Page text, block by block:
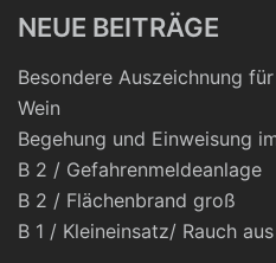
NEUE BEITRÄGE
Besondere Auszeichnung
Wein
Begehung und Einweisung
B 2 / Gefahrenmeldeanlage
B 2 / Flächenbrand groß
B 1 / Kleineinsatz/ Rauch